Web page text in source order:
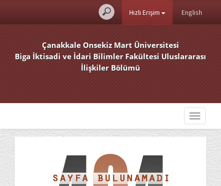
English
Hızlı Erişim
Çanakkale Onsekiz Mart Üniversitesi
Biga İktisadi ve İdari Bilimler Fakültesi Uluslararası
İlişkiler Bölümü
Toggle